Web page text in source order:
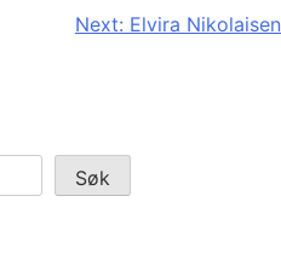
Next: Elvira Nikolaisen
Søk